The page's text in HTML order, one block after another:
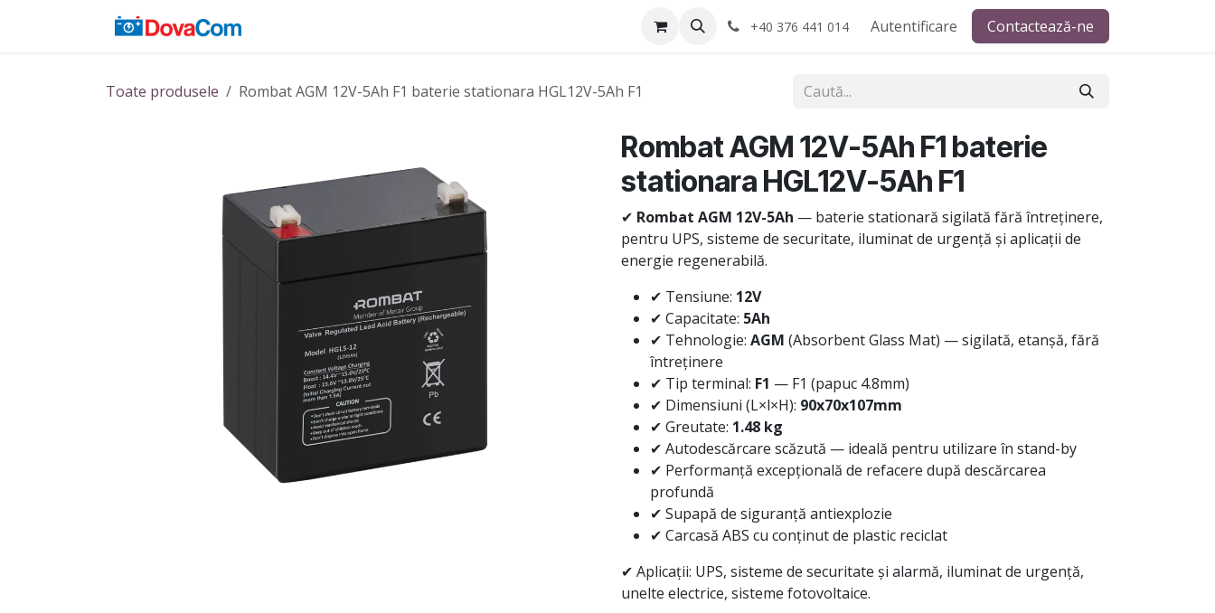
Service-uri montaj +40 376 441 014 Autentificare Contactează-ne
Toate produsele Rombat AGM 12V-5Ah F1 baterie stationara HGL12V-5Ah F1
Rombat AGM 12V-5Ah F1 baterie
stationara HGL12V-5Ah F1
✔ Rombat AGM 12V-5Ah — baterie stationară sigilată fără întreținere,
pentru UPS, sisteme de securitate, iluminat de urgență și aplicații de
energie regenerabilă.
✔ Tensiune: 12V
✔ Capacitate: 5Ah
✔ Tehnologie: AGM (Absorbent Glass Mat) — sigilată, etanșă, fără
întreținere
✔ Tip terminal: F1 — F1 (papuc 4.8mm)
✔ Dimensiuni (L×l×H): 90x70x107mm
✔ Greutate: 1.48 kg
✔ Autodescărcare scăzută — ideală pentru utilizare în stand-by
✔ Performanță excepțională de refacere după descărcarea
profundă
✔ Supapă de siguranță antiexplozie
✔ Carcasă ABS cu conținut de plastic reciclat
✔ Aplicații: UPS, sisteme de securitate și alarmă, iluminat de urgență,
unelte electrice, sisteme fotovoltaice.